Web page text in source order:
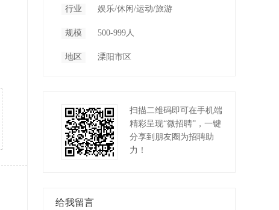
行业 娱乐/休闲/运动/旅游
规模 500-999人
地区 溧阳市区
扫描二维码即可在手机端
精彩呈现“微招聘”，一键
分享到朋友圈为招聘助
力！
给我留言